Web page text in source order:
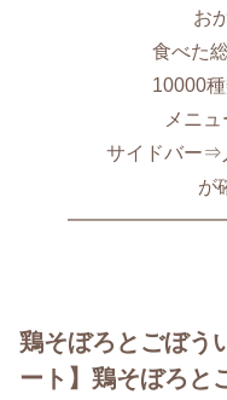
お
食べた
10000
メニ
サイドバー⇒
が
鶏そぼろとごぼう
ート】鶏そぼろと